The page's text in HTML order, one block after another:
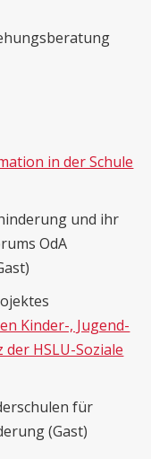
in der Schule
und ihr
OdA
Kinder-, Jugend-
HSLU-Soziale
für
(Gast)